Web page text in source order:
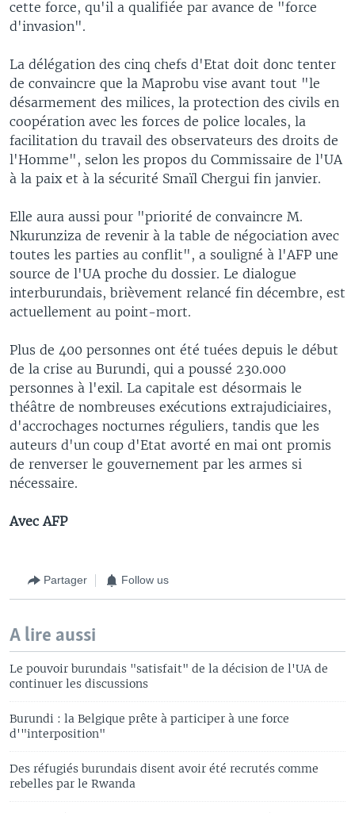
cette force, qu'il a qualifiée par avance de "force
d'invasion".
La délégation des cinq chefs d'Etat doit donc tenter
de convaincre que la Maprobu vise avant tout "le
désarmement des milices, la protection des civils en
coopération avec les forces de police locales, la
facilitation du travail des observateurs des droits de
l'Homme", selon les propos du Commissaire de l'UA
à la paix et à la sécurité Smaïl Chergui fin janvier.
Elle aura aussi pour "priorité de convaincre M.
Nkurunziza de revenir à la table de négociation avec
toutes les parties au conflit", a souligné à l'AFP une
source de l'UA proche du dossier. Le dialogue
interburundais, brièvement relancé fin décembre, est
actuellement au point-mort.
Plus de 400 personnes ont été tuées depuis le début
de la crise au Burundi, qui a poussé 230.000
personnes à l'exil. La capitale est désormais le
théâtre de nombreuses exécutions extrajudiciaires,
d'accrochages nocturnes réguliers, tandis que les
auteurs d'un coup d'Etat avorté en mai ont promis
de renverser le gouvernement par les armes si
nécessaire.
Avec AFP
Partager Follow us
A lire aussi
Le pouvoir burundais "satisfait" de la décision de l'UA de
continuer les discussions
Burundi : la Belgique prête à participer à une force
d'"interposition"
Des réfugiés burundais disent avoir été recrutés comme
rebelles par le Rwanda